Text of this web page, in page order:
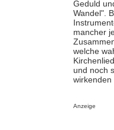
Geduld
Wandel".
mancher
welche
und noch
wirkenden
Anzeige